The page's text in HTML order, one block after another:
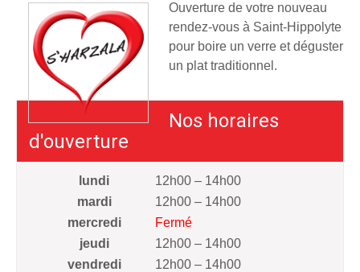
Ouverture de votre nouveau
rendez-vous à Saint-Hippolyte
pour boire un verre et déguster
un plat traditionnel.
Nos horaires
d'ouverture
lundi
12h00 – 14h00
mardi
12h00 – 14h00
mercredi
Fermé
jeudi
12h00 – 14h00
vendredi
12h00 – 14h00